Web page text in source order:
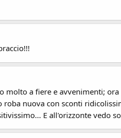
molto a fiere e avvenimenti;
roba nuova con sconti
E all'orizzonte vedo